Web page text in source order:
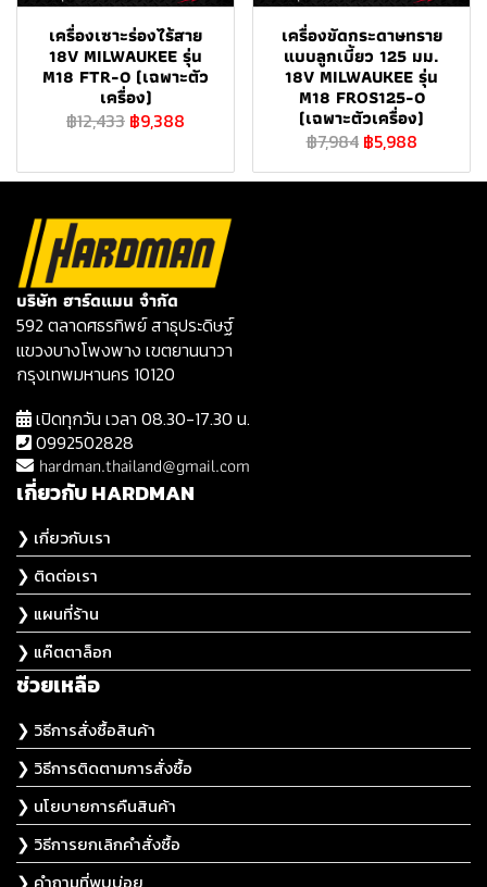
เครื่องเซาะร่องไร้สาย
18V MILWAUKEE รุ่น
M18 FTR-0 (เฉพาะตัว
เครื่อง)
฿12,433 ฿9,388
เครื่องขัดกระดาษทราย
แบบลูกเบี้ยว 125 มม.
18V MILWAUKEE รุ่น
M18 FROS125-0
(เฉพาะตัวเครื่อง)
฿7,984 ฿5,988
บริษัท ฮาร์ดแมน จำกัด
592 ตลาดศธรทิพย์ สาธุประดิษฐ์
แขวงบางโพงพาง เขตยานนาวา
กรุงเทพมหานคร 10120
เปิดทุกวัน เวลา 08.30-17.30 น.
0992502828
hardman.thailand@gmail.com
เกี่ยวกับ HARDMAN
❯ เกี่ยวกับเรา
❯ ติดต่อเรา
❯ แผนที่ร้าน
❯ แค๊ตตาล็อก
ช่วยเหลือ
❯ วิธีการสั่งซื้อสินค้า
❯ วิธีการติดตามการสั่งซื้อ
❯ นโยบายการคืนสินค้า
❯ วิธีการยกเลิกคำสั่งซื้อ
❯ คำถามที่พบบ่อย